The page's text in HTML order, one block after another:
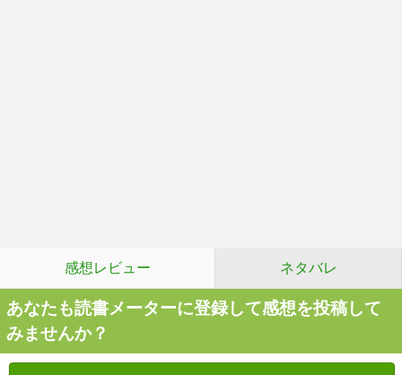
感想レビュー ネタバレ
あなたも読書メーターに登録して感想を投稿して
みませんか？